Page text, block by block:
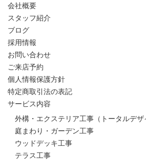
会社概要
スタッフ紹介
ブログ
採用情報
お問い合わせ
ご来店予約
個人情報保護方針
特定商取引法の表記
サービス内容
外構・エクステリア工事（トータルデザ
庭まわり・ガーデン工事
ウッドデッキ工事
テラス工事